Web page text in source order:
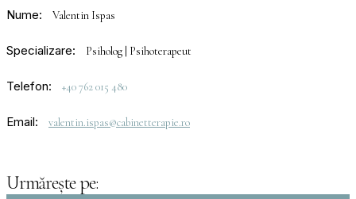
Nume: Valentin Ispas
Specializare: Psiholog | Psihoterapeut
Telefon: +40 762 015 480
Email: valentin.ispas@cabinetterapie.ro
Urmărește pe: